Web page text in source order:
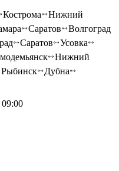
Кострома
Нижний
Саратов
Волгоград
Саратов
Усовка
Нижний
Рыбинск
Дубна
09:00